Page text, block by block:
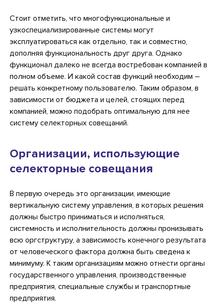
Стоит отметить, что многофункциональные и
узкоспециализированные системы могут
эксплуатироваться как отдельно, так и совместно,
дополняя функциональность друг друга. Однако
функционал далеко не всегда востребован компанией в
полном объеме. И какой состав функций необходим –
решать конкретному пользователю. Таким образом, в
зависимости от бюджета и целей, стоящих перед
компанией, можно подобрать оптимальную для нее
систему селекторных совещаний.
Организации, использующие
селекторные совещания
В первую очередь это организации, имеющие
вертикальную систему управления, в которых решения
должны быстро приниматься и исполняться,
системность и исполнительность должны пронизывать
всю оргструктуру, а зависимость конечного результата
от человеческого фактора должна быть сведена к
минимуму. К таким организациям можно отнести органы
государственного управления, производственные
предприятия, специальные службы и транспортные
предприятия.